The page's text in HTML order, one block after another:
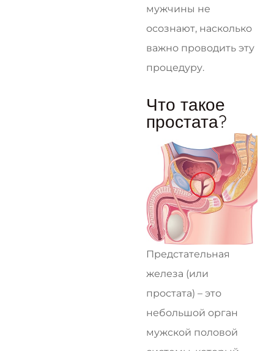
мужчины не
осознают, насколько
важно проводить эту
процедуру.
Что такое
простата?
Предстательная
железа (или
простата) – это
небольшой орган
мужской половой